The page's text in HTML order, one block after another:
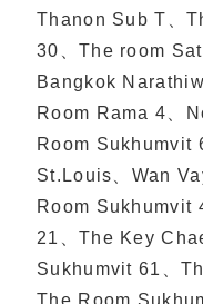
Thanon Sub T、
30、The room
Bangkok
Room Rama 4、
Room Sukhumvit
St.Louis、Wan
Room Sukhumvit
21、The Key
Sukhumvit 61、
The Room